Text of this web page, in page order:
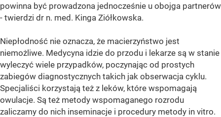
powinna być prowadzona jednocześnie u obojga partnerów
- twierdzi dr n. med. Kinga Ziółkowska.
Niepłodność nie oznacza, że macierzyństwo jest
niemożliwe. Medycyna idzie do przodu i lekarze są w stanie
wyleczyć wiele przypadków, poczynając od prostych
zabiegów diagnostycznych takich jak obserwacja cyklu.
Specjaliści korzystają też z leków, które wspomagają
owulacje. Są też metody wspomaganego rozrodu
zaliczamy do nich inseminacje i procedury metody in vitro.